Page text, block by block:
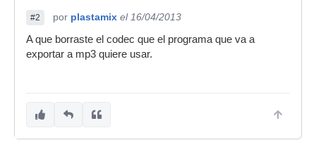
#2 por plastamix el 16/04/2013
A que borraste el codec que el programa que va a
exportar a mp3 quiere usar.